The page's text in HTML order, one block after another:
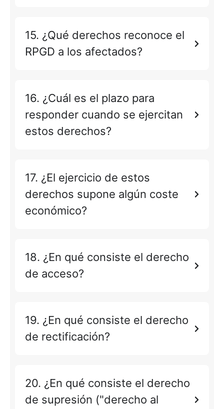
15. ¿Qué derechos reconoce el
RPGD a los afectados?
16. ¿Cuál es el plazo para
responder cuando se ejercitan
estos derechos?
17. ¿El ejercicio de estos
derechos supone algún coste
económico?
18. ¿En qué consiste el derecho
de acceso?
19. ¿En qué consiste el derecho
de rectificación?
20. ¿En qué consiste el derecho
de supresión ("derecho al